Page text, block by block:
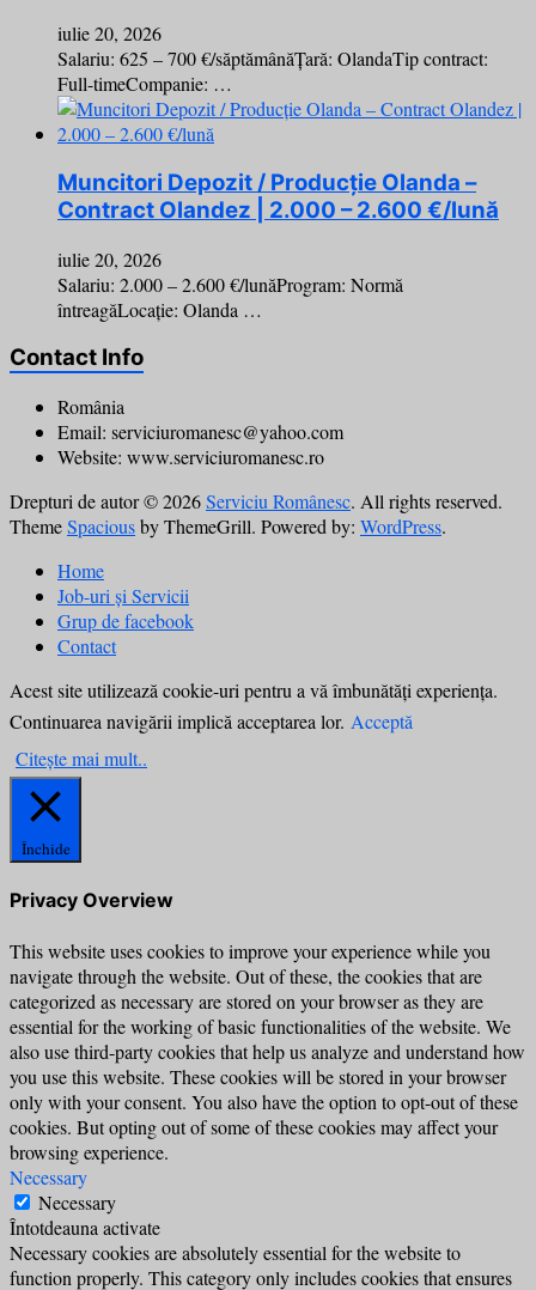
iulie 20, 2026
Salariu: 625 – 700 €/săptămânăȚară: OlandaTip contract:
Full-timeCompanie: …
Muncitori Depozit / Producție Olanda –
Contract Olandez | 2.000 – 2.600 €/lună
iulie 20, 2026
Salariu: 2.000 – 2.600 €/lunăProgram: Normă
întreagăLocație: Olanda …
Contact Info
România
Email: serviciuromanesc@yahoo.com
Website: www.serviciuromanesc.ro
Drepturi de autor © 2026Serviciu Românesc. All rights reserved.
ThemeSpaciousby ThemeGrill. Powered by: WordPress.
Home
Job-uri și Servicii
Grup de facebook
Contact
Acest site utilizează cookie-uri pentru a vă îmbunătăți experiența.
Continuarea navigării implică acceptarea lor. Acceptă
Citește mai mult..
Închide
Privacy Overview
This website uses cookies to improve your experience while you
navigate through the website. Out of these, the cookies that are
categorized as necessary are stored on your browser as they are
essential for the working of basic functionalities of the website. We
also use third-party cookies that help us analyze and understand how
you use this website. These cookies will be stored in your browser
only with your consent. You also have the option to opt-out of these
cookies. But opting out of some of these cookies may affect your
browsing experience.
Necessary
Necessary
Întotdeauna activate
Necessary cookies are absolutely essential for the website to
function properly. This category only includes cookies that ensures